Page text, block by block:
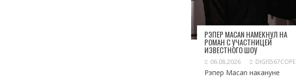
РЭПЕР MACAN НАМЕКНУЛ НА
РОМАН С УЧАСТНИЦЕЙ
ИЗВЕСТНОГО ШОУ
06.08.2026 DIGIS567COPE
Рэпер Macan накануне